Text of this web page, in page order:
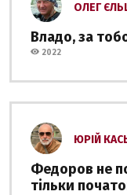
ОЛЕГ
Владо, за
2022
ЮРІЙ
Федоров не
тільки